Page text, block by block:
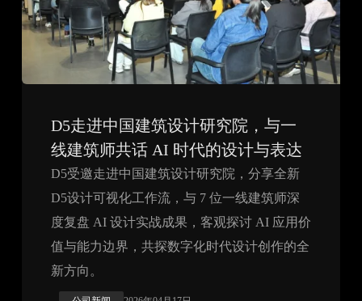
D5走进中国建筑设计研究院，与一
线建筑师共话 AI 时代的设计与表达
D5受邀走进中国建筑设计研究院，分享全新
D5设计可视化工作流，与 7 位一线建筑师深
度复盘 AI 设计实战成果，客观探讨 AI 应用价
值与能力边界，共探数字化时代设计创作的全
新方向。